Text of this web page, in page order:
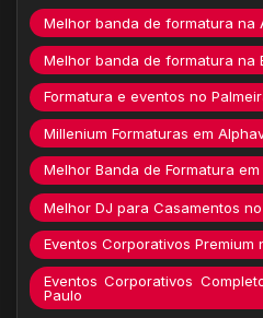
Melhor banda de formatura na
Melhor banda de formatura na
Formatura e eventos no
Millenium Formaturas em
Melhor Banda de Formatura em
Melhor DJ para Casamentos
Eventos Corporativos Premium
Eventos Corporativos
Paulo